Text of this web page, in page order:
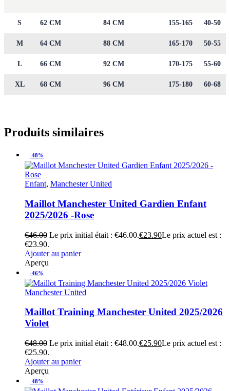
S 62 CM 84 CM 155-165 40-50
M 64 CM 88 CM 165-170 50-55
L 66 CM 92 CM 170-175 55-60
XL 68 CM 96 CM 175-180 60-68
Produits similaires
-48%
Enfant, Manchester United
Maillot Manchester United Gardien Enfant
2025/2026 -Rose
€46.00 Le prix initial était : €46.00.€23.90Le prix actuel est :
€23.90.
Ajouter au panier
Aperçu
-46%
Manchester United
Maillot Training Manchester United 2025/2026
Violet
€48.00 Le prix initial était : €48.00.€25.90Le prix actuel est :
€25.90.
Ajouter au panier
Aperçu
-48%